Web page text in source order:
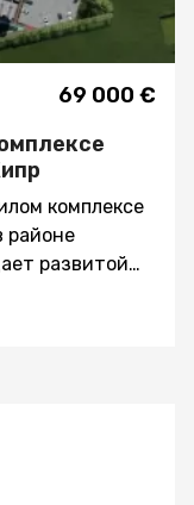
69 000 €
комплексе
районе
развитой
переезд
состоять из
в 1 000